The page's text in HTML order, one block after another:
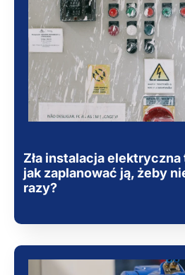
Zła instalacja
jak zaplanować ją, żeby
razy?